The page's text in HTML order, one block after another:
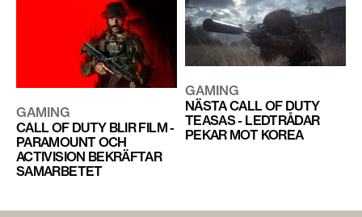
GAMING
CALL OF DUTY BLIR FILM -
PARAMOUNT OCH
ACTIVISION BEKRÄFTAR
SAMARBETET
GAMING
NÄSTA CALL OF DUTY
TEASAS - LEDTRÅDAR
PEKAR MOT KOREA